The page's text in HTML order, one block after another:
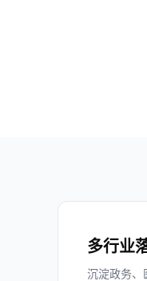
多行业
沉淀政务、